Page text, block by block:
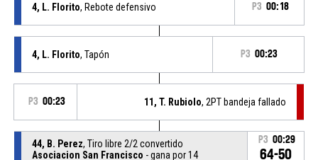
4, L. Florito, Rebote defensivo P3 00:18
4, L. Florito, Tapón P3 00:23
P3 00:23 11, T. Rubiolo, 2PT bandeja fallado
44, B. Perez, Tiro libre 2/2 convertido
Asociacion San Francisco - gana por 14
P3 00:29
64-50